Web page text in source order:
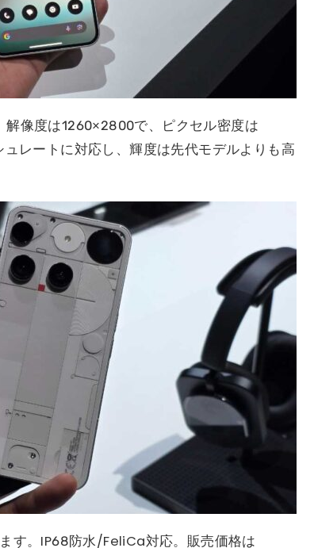
解像度は1260×2800で、ピクセル密度は
レートに対応し、輝度は先代モデルよりも高
す。IP68防水/FeliCa対応。販売価格は